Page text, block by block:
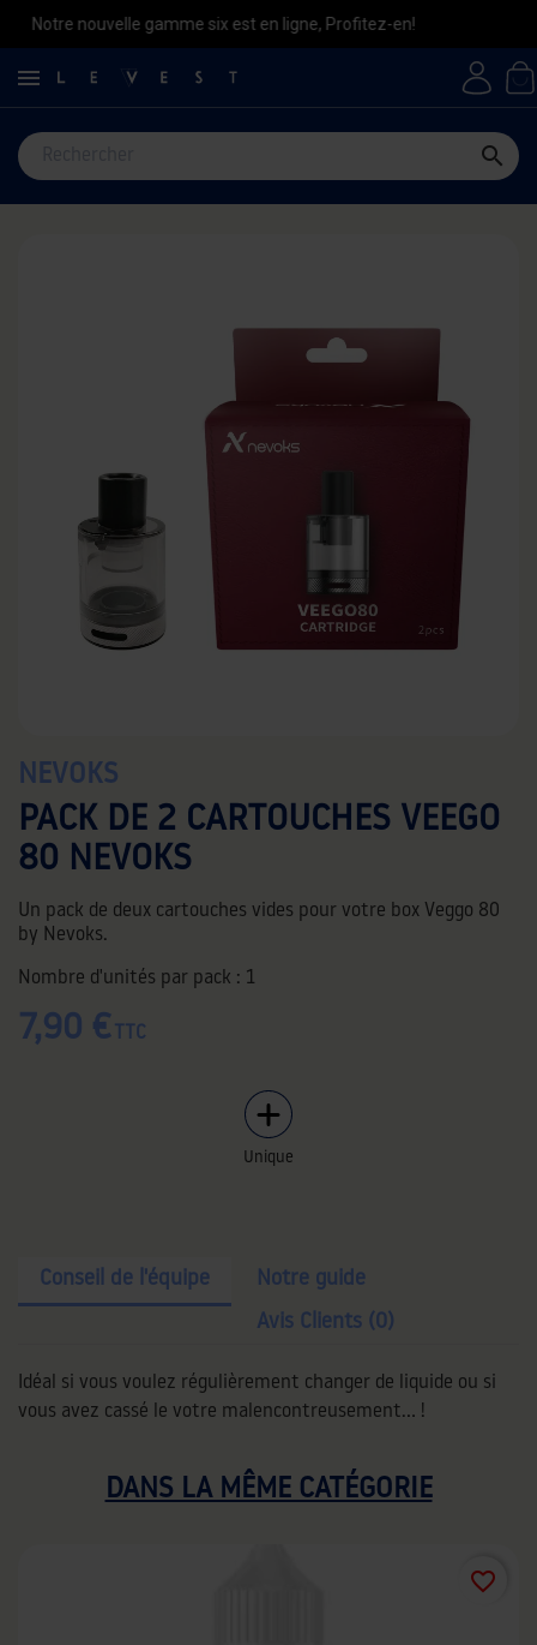
nouvelle gamme six est en ligne, Profitez-en!

search
NEVOKS
PACK DE 2 CARTOUCHES VEEGO
80 NEVOKS
Un pack de deux cartouches vides pour votre box Veggo 80
by Nevoks.
Nombre d'unités par pack : 1
7,90 € TTC
Unique
Conseil de l'équipe
Notre guide
Avis Clients (0)
Idéal si vous voulez régulièrement changer de liquide ou si
vous avez cassé le votre malencontreusement… !
DANS LA MÊME CATÉGORIE
favorite_border